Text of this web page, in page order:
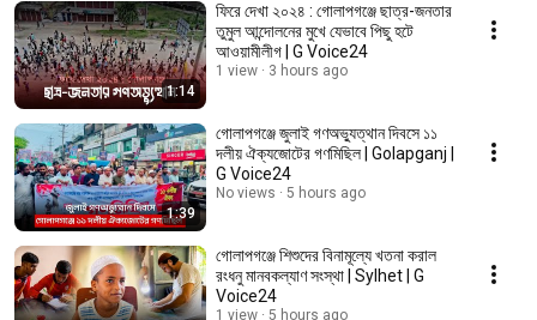
1:14
ফিরে দেখা ২০২৪ : গোলাপগঞ্জে ছাত্র-জনতার
তুমুল আন্দোলনের মুখে যেভাবে পিছু হটে
আওয়ামীলীগ | G Voice24
1 view 3 hours ago
1:39
গোলাপগঞ্জে জুলাই গণঅভ্যুত্থান দিবসে ১১
দলীয় ঐক্যজোটের গণমিছিল | Golapganj |
G Voice24
No views 5 hours ago
গোলাপগঞ্জে শিশুদের বিনামূল্যে খতনা করাল
রংধনু মানবকল্যাণ সংস্থা | Sylhet | G
Voice24
1 view 5 hours ago